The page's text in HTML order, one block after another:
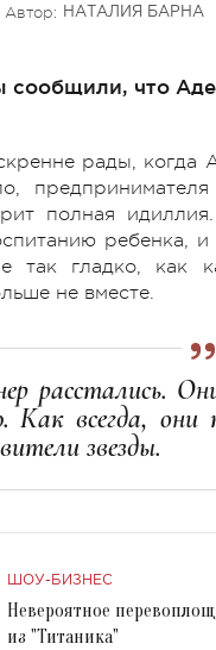
Автор: НАТАЛИЯ БАРНА
сообщили, что
рады, когда
полная
ребенка,
так гладко, как
не вместе.
расстались.
Как всегда,
звезды.
ШОУ-БИЗНЕС
Невероятное
из "Титаника"